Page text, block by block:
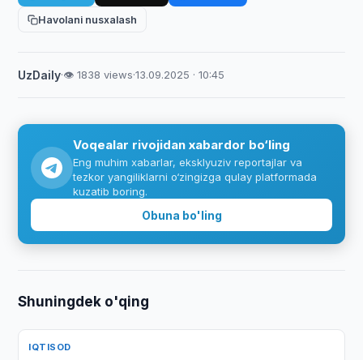
Havolani nusxalash
UzDaily·👁 1838 views·13.09.2025 · 10:45
Voqealar rivojidan xabardor bo‘ling
Eng muhim xabarlar, eksklyuziv reportajlar va
tezkor yangiliklarni o‘zingizga qulay platformada
kuzatib boring.
Obuna bo'ling
Shuningdek o'qing
IQTISOD